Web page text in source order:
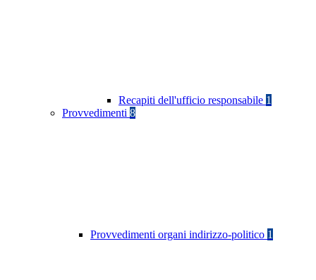
Recapiti dell'ufficio responsabile 1
Provvedimenti 8
Provvedimenti organi indirizzo-politico 1